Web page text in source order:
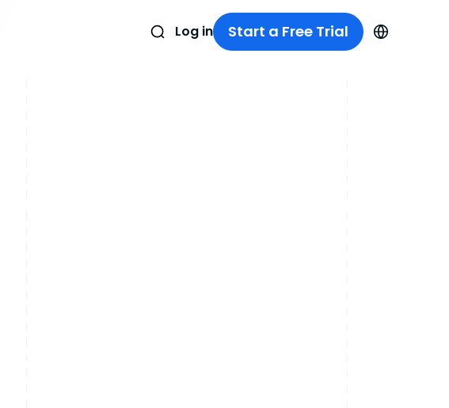
Log in Start a Free Trial